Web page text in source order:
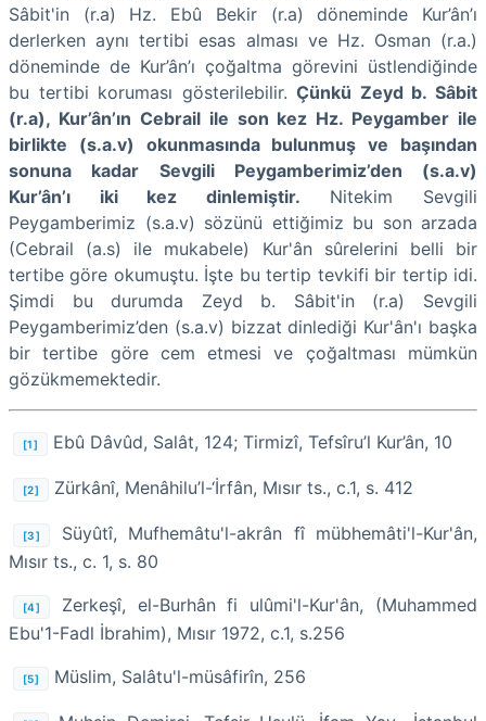
Sâbit'in (r.a) Hz. Ebû Bekir (r.a) döneminde Kur’ân’ı
derlerken aynı tertibi esas alması ve Hz. Osman (r.a.)
döneminde de Kur’ân’ı çoğaltma görevini üstlendiğinde
bu tertibi koruması gösterilebilir.Çünkü Zeyd b. Sâbit
(r.a), Kur’ân’ın Cebrail ile son kez Hz. Peygamber ile
birlikte (s.a.v) okunmasında bulunmuş ve başından
sonuna kadar Sevgili Peygamberimiz’den (s.a.v)
Kur’ân’ı iki kez dinlemiştir. Nitekim Sevgili
Peygamberimiz (s.a.v) sözünü ettiğimiz bu son arzada
(Cebrail (a.s) ile mukabele) Kur'ân sûrelerini belli bir
tertibe göre okumuştu. İşte bu tertip tevkifi bir tertip idi.
Şimdi bu durumda Zeyd b. Sâbit'in (r.a) Sevgili
Peygamberimiz’den (s.a.v) bizzat dinlediği Kur'ân'ı başka
bir tertibe göre cem etmesi ve çoğaltması mümkün
gözükmemektedir.
[1] Ebû Dâvûd, Salât, 124; Tirmizî, Tefsîru’l Kur’ân, 10
[2] Zürkânî, Menâhilu’l-‘İrfân, Mısır ts., c.1, s. 412
[3]
Süyûtî, Mufhemâtu'l-akrân fî mübhemâti'l-Kur'ân,
Mısır ts., c. 1, s. 80
[4]
Zerkeşî, el-Burhân fi ulûmi'l-Kur'ân, (Muhammed
Ebu'1-Fadl İbrahim), Mısır 1972, c.1, s.256
[5] Müslim, Salâtu'l-müsâfirîn, 256